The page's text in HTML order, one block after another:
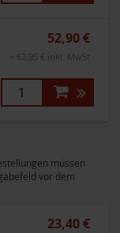
52,90 €
= 62,95 € inkl. MwSt
müssen
vor dem
23,40 €